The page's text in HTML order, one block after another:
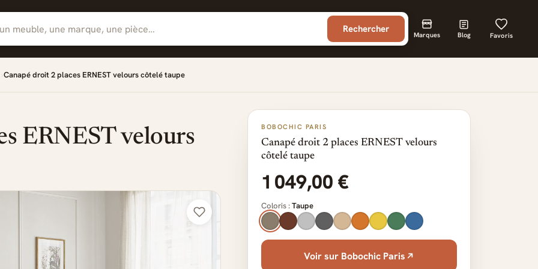
Rechercher Marques Blog Favoris
Canapé droit 2 places ERNEST velours côtelé taupe
ERNEST velours
BOBOCHIC PARIS
Canapé droit 2 places ERNEST velours
côtelé taupe
1 049,00 €
Coloris :Taupe
Voir sur Bobochic Paris